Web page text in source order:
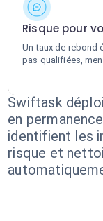
Risque pour
Un taux de rebond
pas qualifiées,
Swiftask
en
identifient les
risque et